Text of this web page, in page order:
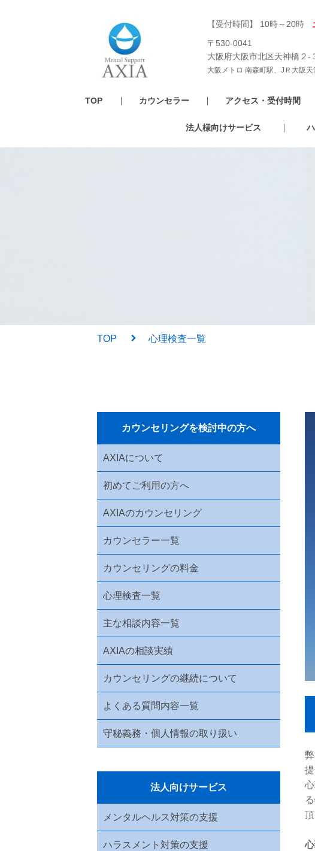
【受付時間】 10時～20時
〒530-0041
大阪府大阪市北区天神橋２
大阪メトロ 南森町駅、JＲ大阪
TOP カウンセラー アクセス・受付時間
法人様向けサービス
TOP 心理検査一覧
カウンセリングを検討中の方へ
AXIAについて
初めてご利用の方へ
AXIAのカウンセリング
カウンセラー一覧
カウンセリングの料金
心理検査一覧
主な相談内容一覧
AXIAの相談実績
カウンセリングの継続について
よくある質問内容一覧
守秘義務・個人情報の取り扱い
法人向けサービス
メンタルヘルス対策の支援
ハラスメント対策の支援